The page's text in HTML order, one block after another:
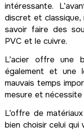
intéressante.
discret et classique,
savoir faire des
PVC et le cuivre.
L’acier offre une
également et une
mauvais temps
mesure et nécessite
L’offre de
bien choisir celui